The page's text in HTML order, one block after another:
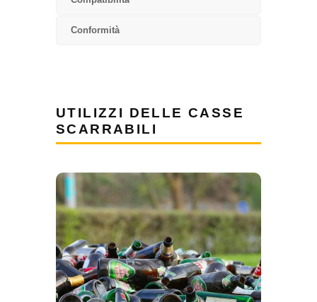
Conformità
UTILIZZI DELLE CASSE
SCARRABILI
GESTIONE RIFIUTI
Le casse scarrabili sono
ampiamente utilizzate per la
raccolta e il trasporto di rifiuti
solidi urbani, rifiuti industriali e
materiali riciclabili. La possibilità di